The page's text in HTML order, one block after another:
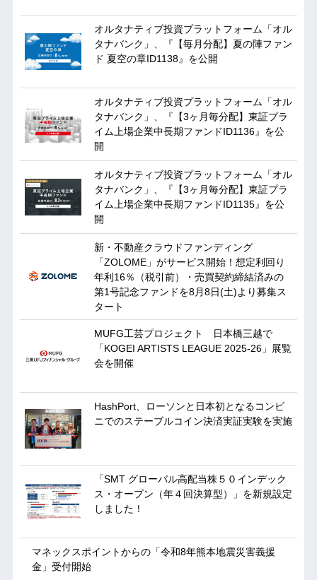
オルタナティブ投資プラットフォーム「オル
タナバンク」、『【毎月分配】夏の陣ファン
ド 夏空の章ID1138』を公開
オルタナティブ投資プラットフォーム「オル
タナバンク」、『【3ヶ月毎分配】東証プラ
イム上場企業中長期ファンドID1136』を公
開
オルタナティブ投資プラットフォーム「オル
タナバンク」、『【3ヶ月毎分配】東証プラ
イム上場企業中長期ファンドID1135』を公
開
新・不動産クラウドファンディング
「ZOLOME」がサービス開始！想定利回り
年利16％（税引前）・売買契約締結済みの
第1号記念ファンドを8月8日(土)より募集ス
タート
MUFG工芸プロジェクト 日本橋三越で
「KOGEI ARTISTS LEAGUE 2025-26」展覧
会を開催
HashPort、ローソンと日本初となるコンビ
ニでのステーブルコイン決済実証実験を実施
「SMT グローバル高配当株５０インデック
ス・オープン（年４回決算型）」を新規設定
しました！
マネックスポイントからの「令和8年熊本地震災害義援
金」受付開始